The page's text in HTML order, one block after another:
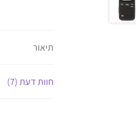
תיאור
חוות דעת (7)